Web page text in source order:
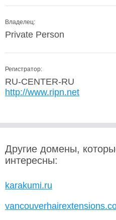
Владелец:
Private Person
Регистратор:
RU-CENTER-RU
http://www.ripn.net
Другие домены,
интересны:
karakumi.ru